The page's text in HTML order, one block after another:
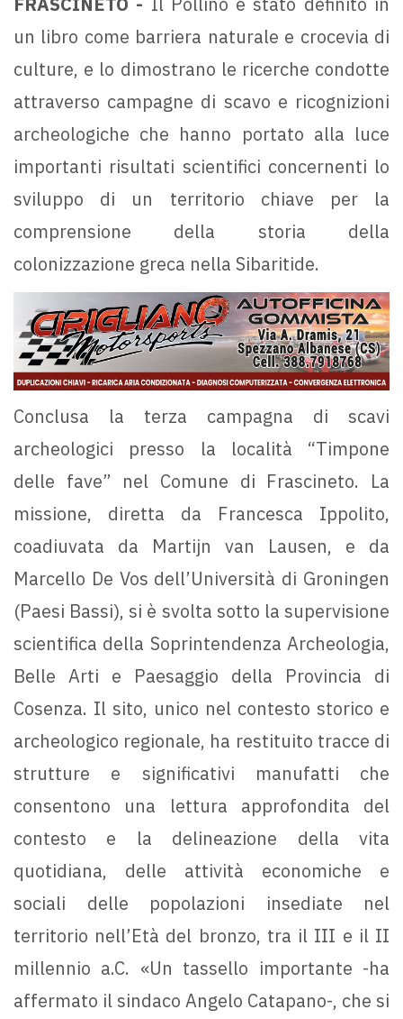
un libro come barriera naturale e crocevia di
culture, e lo dimostrano le ricerche condotte
attraverso campagne di scavo e ricognizioni
archeologiche che hanno portato alla luce
importanti risultati scientifici concernenti lo
sviluppo di un territorio chiave per la
comprensione della storia della
colonizzazione greca nella Sibaritide.
Conclusa la terza campagna di scavi
archeologici presso la località “Timpone
delle fave” nel Comune di Frascineto. La
missione, diretta da Francesca Ippolito,
coadiuvata da Martijn van Lausen, e da
Marcello De Vos dell’Università di Groningen
(Paesi Bassi), si è svolta sotto la supervisione
scientifica della Soprintendenza Archeologia,
Belle Arti e Paesaggio della Provincia di
Cosenza. Il sito, unico nel contesto storico e
archeologico regionale, ha restituito tracce di
strutture e significativi manufatti che
consentono una lettura approfondita del
contesto e la delineazione della vita
quotidiana, delle attività economiche e
sociali delle popolazioni insediate nel
territorio nell’Età del bronzo, tra il III e il II
millennio a.C. «Un tassello importante -ha
affermato il sindaco Angelo Catapano-, che si